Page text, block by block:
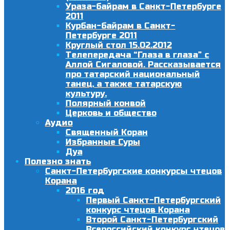
Ураза-байрам в Санкт-Петербурге
2011
Курбан-байрам в Санкт-
Петербурге 2011
Круглый стол 15.02.2012
Телепередача “Глаза в глаза” с
Аллой Сигаловой. Рассказывается
про татарский национальный
танец, а также татарскую
культуру.
Полярный конвой
Церковь и общество
Аудио
Священный Коран
Избранные Суры
Дуа
Полезно знать
Санкт-Петербургские конкурсы чтецов
Корана
2016 год
Первый Санкт-Петербургский
конкурс чтецов Корана
Второй Санкт-Петербургский